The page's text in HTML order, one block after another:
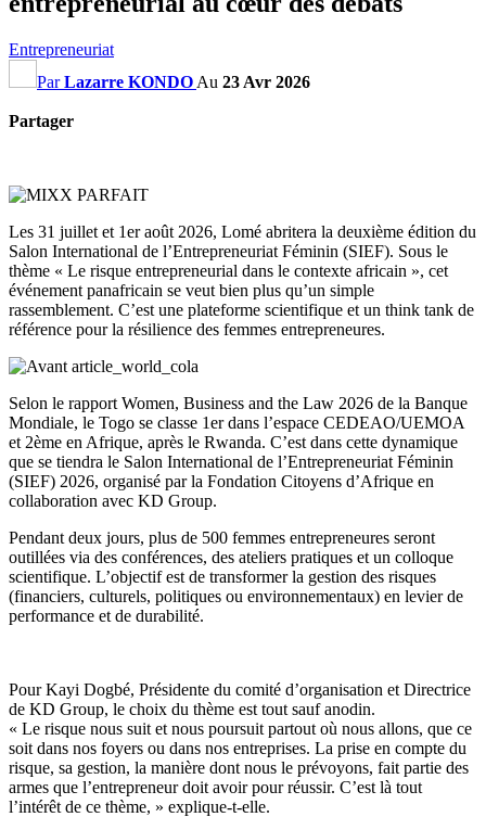
Entrepreneuriat
ParLazarre KONDO Au 23 Avr 2026
Partager
Les 31 juillet et 1er août 2026, Lomé abritera la deuxième édition du
Salon International de l’Entrepreneuriat Féminin (SIEF). Sous le
thème « Le risque entrepreneurial dans le contexte africain », cet
événement panafricain se veut bien plus qu’un simple
rassemblement. C’est une plateforme scientifique et un think tank de
référence pour la résilience des femmes entrepreneures.
Selon le rapport Women, Business and the Law 2026 de la Banque
Mondiale, le Togo se classe 1er dans l’espace CEDEAO/UEMOA
et 2ème en Afrique, après le Rwanda. C’est dans cette dynamique
que se tiendra le Salon International de l’Entrepreneuriat Féminin
(SIEF) 2026, organisé par la Fondation Citoyens d’Afrique en
collaboration avec KD Group.
Pendant deux jours, plus de 500 femmes entrepreneures seront
outillées via des conférences, des ateliers pratiques et un colloque
scientifique. L’objectif est de transformer la gestion des risques
(financiers, culturels, politiques ou environnementaux) en levier de
performance et de durabilité.
Pour Kayi Dogbé, Présidente du comité d’organisation et Directrice
de KD Group, le choix du thème est tout sauf anodin.
« Le risque nous suit et nous poursuit partout où nous allons, que ce
soit dans nos foyers ou dans nos entreprises. La prise en compte du
risque, sa gestion, la manière dont nous le prévoyons, fait partie des
armes que l’entrepreneur doit avoir pour réussir. C’est là tout
l’intérêt de ce thème, » explique-t-elle.